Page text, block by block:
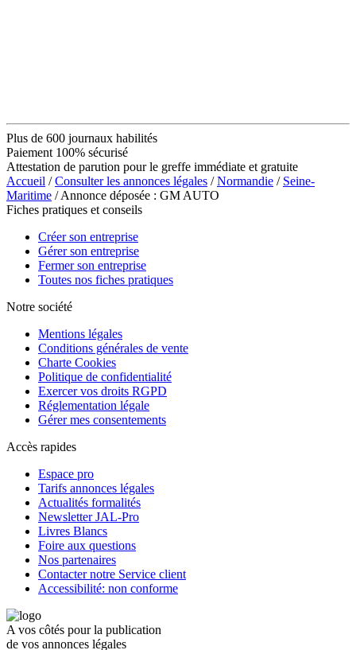
Plus de 600 journaux habilités
Paiement 100% sécurisé
Attestation de parution pour le greffe immédiate et gratuite
Accueil /Consulter les annonces légales /Normandie / Seine-
Maritime / Annonce déposée : GM AUTO
Fiches pratiques et conseils
Créer son entreprise
Gérer son entreprise
Fermer son entreprise
Toutes nos fiches pratiques
Notre société
Mentions légales
Conditions générales de vente
Charte Cookies
Politique de confidentialité
Exercer vos droits RGPD
Réglementation légale
Gérer mes consentements
Accès rapides
Espace pro
Tarifs annonces légales
Actualités formalités
Newsletter JAL-Pro
Livres Blancs
Foire aux questions
Nos partenaires
Contacter notre Service client
Accessibilité: non conforme
A vos côtés pour la publication
de vos annonces légales